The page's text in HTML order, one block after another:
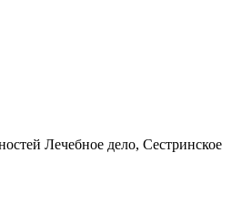
Лечебное дело, Сестринское